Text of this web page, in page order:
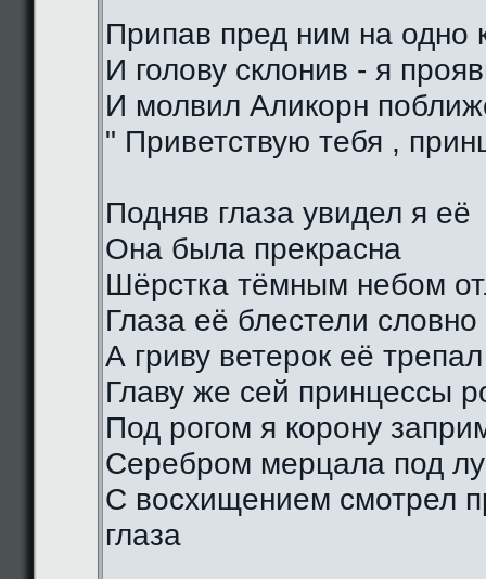
Припав пред ним на одно
И голову склонив - я
И молвил Аликорн
" Приветствую тебя ,
Подняв глаза увидел я её
Она была прекрасна
Шёрстка тёмным небом
Глаза её блестели
А гриву ветерок её трепал
Главу же сей принцессы
Под рогом я корону
Серебром мерцала под
С восхищением смотрел
глаза